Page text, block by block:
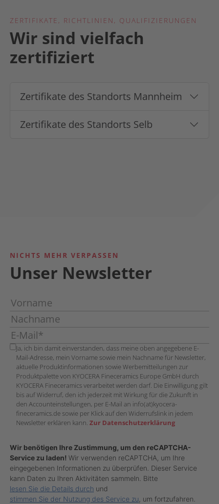
ZERTIFIKATE, RICHTLINIEN, QUALIFIZIERUNGEN
Wir sind vielfach
zertifiziert
Zertifikate des Standorts Mannheim
Zertifikate des Standorts Selb
NICHTS MEHR VERPASSEN
Unser Newsletter
Ja, ich bin damit einverstanden, dass meine oben angegebene E-
Mail-Adresse, mein Vorname sowie mein Nachname für Newsletter,
aktuelle Produktinformationen sowie Werbemitteilungen zur
Produktpalette von KYOCERA Fineceramics Europe GmbH durch
KYOCERA Fineceramics verarbeitet werden darf. Die Einwilligung gilt
bis auf Widerruf, den ich jederzeit mit Wirkung für die Zukunft in
den Accounteinstellungen, per E-Mail an info(at)kyocera-
fineceramics.de sowie per Klick auf den Widerrufslink in jedem
Newsletter erklären kann. Zur Datenschutzerklärung
Wir benötigen Ihre Zustimmung, um den reCAPTCHA-
Service zu laden! Wir verwenden reCAPTCHA, um Ihre
eingegebenen Informationen zu überprüfen. Dieser Service
kann Daten zu Ihren Aktivitäten sammeln. Bitte
lesen Sie die Details durch und
stimmen Sie der Nutzung des Service zu , um fortzufahren.